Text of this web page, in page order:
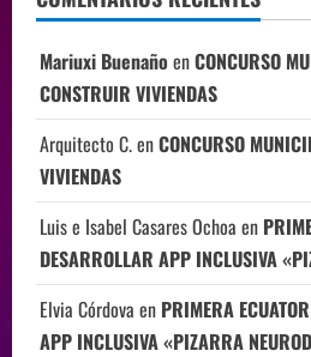
Mariuxi Buenaño enCONCURSO
CONSTRUIR VIVIENDAS
Arquitecto C.enCONCURSO
VIVIENDAS
Luis e Isabel Casares Ochoa en
DESARROLLAR APP INCLUSIVA
Elvia Córdova en PRIMERA
APP INCLUSIVA «PIZARRA